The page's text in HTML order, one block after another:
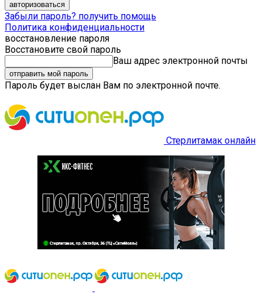
Забыли пароль? получить помощь
Политика конфиденциальности
восстановление пароля
Восстановите свой пароль
Ваш адрес электронной почты
Пароль будет выслан Вам по электронной почте.
Стерлитамак онлайн